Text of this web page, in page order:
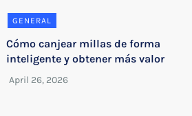
GENERAL
Cómo canjear millas de forma
inteligente y obtener más valor